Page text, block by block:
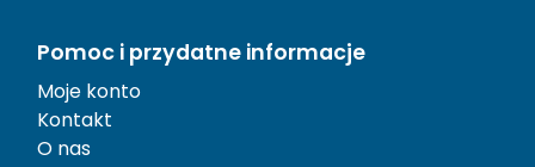
Pomoc i przydatne informacje
Moje konto
Kontakt
O nas